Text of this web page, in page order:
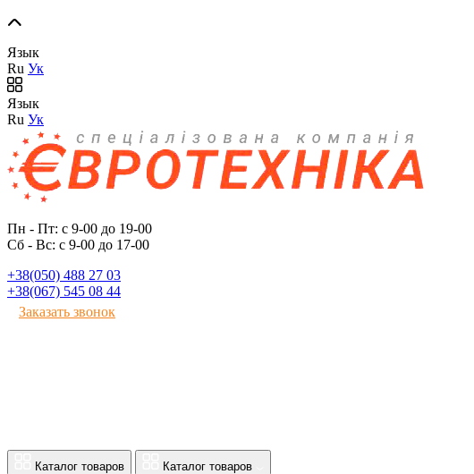
Язык
Ru Ук
Язык
Ru Ук
Пн - Пт: с 9-00 до 19-00
Сб - Вс: с 9-00 до 17-00
+38(050) 488 27 03
+38(067) 545 08 44
Заказать звонок
Каталог товаров Каталог товаров